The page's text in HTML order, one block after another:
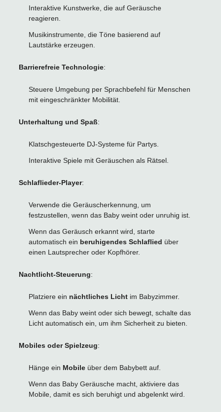
Interaktive Kunstwerke, die auf Geräusche
reagieren.
Musikinstrumente, die Töne basierend auf
Lautstärke erzeugen.
Barrierefreie Technologie:
Steuere Umgebung per Sprachbefehl für Menschen
mit eingeschränkter Mobilität.
Unterhaltung und Spaß:
Klatschgesteuerte DJ-Systeme für Partys.
Interaktive Spiele mit Geräuschen als Rätsel.
Schlaflieder-Player:
Verwende die Geräuscherkennung, um
festzustellen, wenn das Baby weint oder unruhig ist.
Wenn das Geräusch erkannt wird, starte
automatisch ein beruhigendes Schlaflied über
einen Lautsprecher oder Kopfhörer.
Nachtlicht-Steuerung:
Platziere ein nächtliches Lichtim Babyzimmer.
Wenn das Baby weint oder sich bewegt, schalte das
Licht automatisch ein, um ihm Sicherheit zu bieten.
Mobiles oder Spielzeug:
Hänge ein Mobileüber dem Babybett auf.
Wenn das Baby Geräusche macht, aktiviere das
Mobile, damit es sich beruhigt und abgelenkt wird.